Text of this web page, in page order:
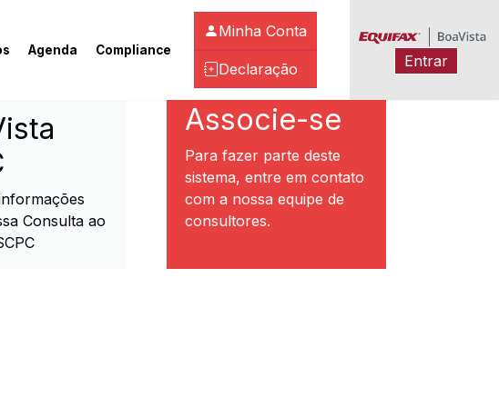
Agenda Compliance
Minha Conta
Declaração Entrar
Ribeirão Preto
Consulta ao
Associe-se
Para fazer parte deste
sistema, entre em contato
com a nossa equipe de
consultores.